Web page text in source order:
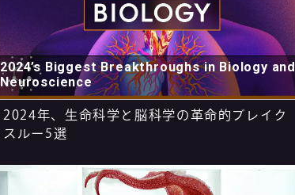
2024’s Biggest Breakthroughs in Biology and
Neuroscience
2024年、生命科学と脳科学の革命的ブレイク
スルー5選